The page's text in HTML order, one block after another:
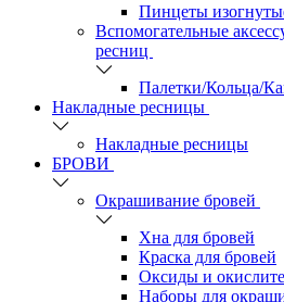
Пинцеты
Вспомогательные
ресниц
Палетки/Кольца/
Накладные ресницы
Накладные ресницы
БРОВИ
Окрашивание бровей
Хна для бровей
Краска для бровей
Оксиды и
Наборы для